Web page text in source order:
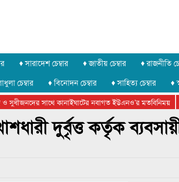
♦ সারাদেশ চেম্বার ♦ জাতীয় চেম্বার ♦ রাজনীতি
চেম্বার ♦ বিনোদন চেম্বার ♦ সাহিত্য চেম্বার ♦
সাথে কানাইঘাটের নবাগত ইউএনও’র মতবিনিময়
ফেডারেশানের বিভাগীয় অভিনয় কর্মশালা সম্পন্ন
দুর্বৃত্ত কর্তৃক